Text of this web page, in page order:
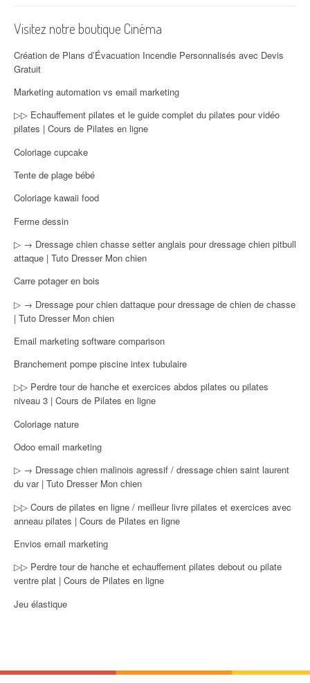
Visitez notre boutique Cinéma
Création de Plans d’Évacuation Incendie Personnalisés avec Devis
Gratuit
Marketing automation vs email marketing
▷▷ Echauffement pilates et le guide complet du pilates pour vidéo
pilates | Cours de Pilates en ligne
Coloriage cupcake
Tente de plage bébé
Coloriage kawaii food
Ferme dessin
▷ → Dressage chien chasse setter anglais pour dressage chien pitbull
attaque | Tuto Dresser Mon chien
Carre potager en bois
▷ → Dressage pour chien dattaque pour dressage de chien de chasse
| Tuto Dresser Mon chien
Email marketing software comparison
Branchement pompe piscine intex tubulaire
▷▷ Perdre tour de hanche et exercices abdos pilates ou pilates
niveau 3 | Cours de Pilates en ligne
Coloriage nature
Odoo email marketing
▷ → Dressage chien malinois agressif / dressage chien saint laurent
du var | Tuto Dresser Mon chien
▷▷ Cours de pilates en ligne / meilleur livre pilates et exercices avec
anneau pilates | Cours de Pilates en ligne
Envios email marketing
▷▷ Perdre tour de hanche et echauffement pilates debout ou pilate
ventre plat | Cours de Pilates en ligne
Jeu élastique